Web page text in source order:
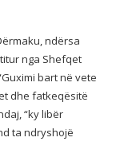
ndërsa
nga Shefqet
bart në vete
dhe fatkeqësitë
“ky libër
ta ndryshojë